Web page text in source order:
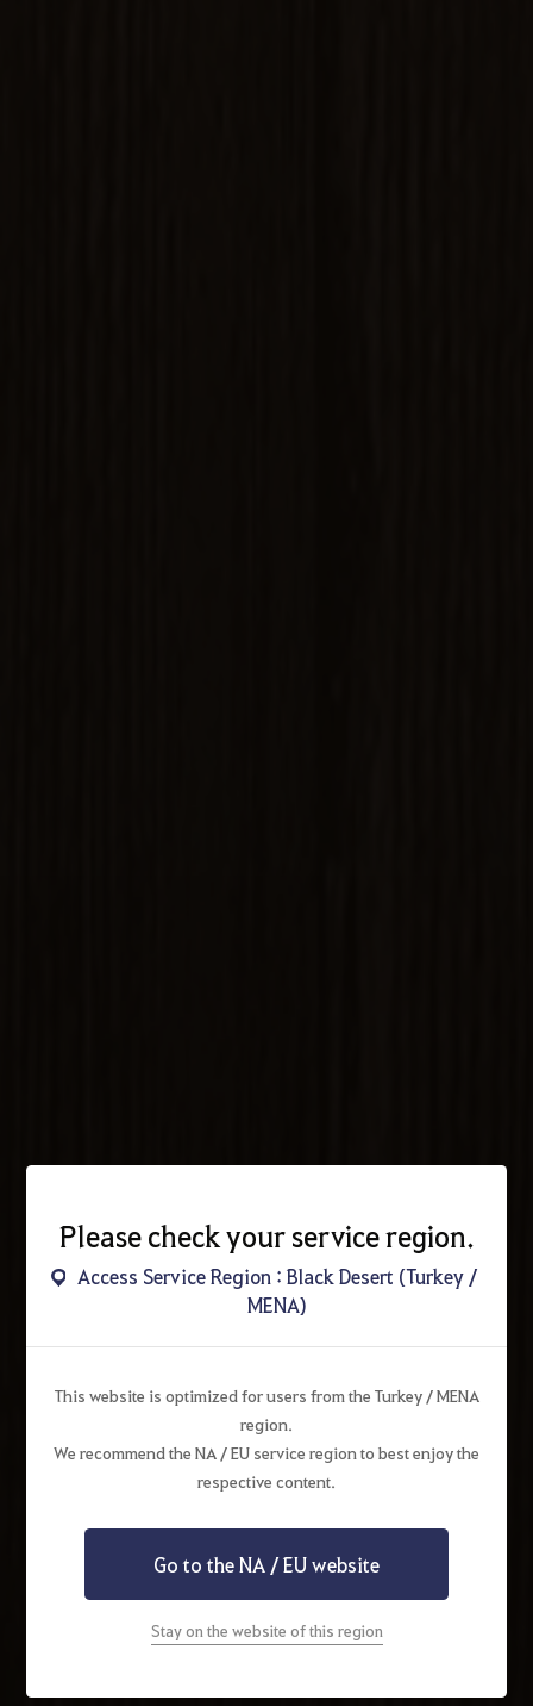
Please check your service region.
Access Service Region : Black Desert (Turkey /
MENA)
This website is optimized for users from the Turkey / MENA
region.
We recommend the NA / EU service region to best enjoy the
respective content.
Go to the NA / EU website
Stay on the website of this region